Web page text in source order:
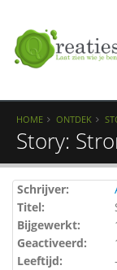
HOME ONTDEK
Story:
Schrijver:
Titel:
Bijgewerkt:
Geactiveerd:
Leeftijd:
-